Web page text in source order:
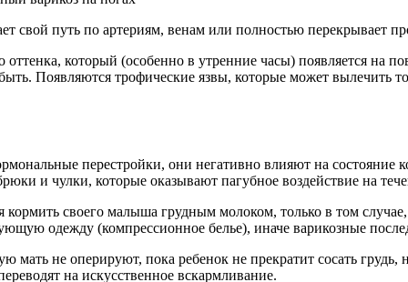
свой путь по артериям, венам или полностью перекрывает
который (особенно в утренние часы) появляется на
Появляются трофические язвы, которые может вылечить
перестройки, они негативно влияют на состояние
и чулки, которые оказывают пагубное воздействие на
своего малыша грудным молоком, только в том
одежду (компрессионное белье), иначе варикозные
мать не оперируют, пока ребенок не прекратит сосать
на искусственное вскармливание.